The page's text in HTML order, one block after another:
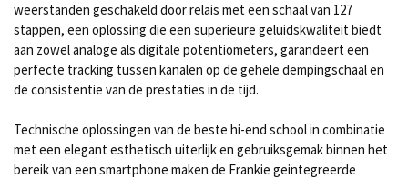
weerstanden geschakeld door relais met een schaal van 127
stappen, een oplossing die een superieure geluidskwaliteit biedt
aan zowel analoge als digitale potentiometers, garandeert een
perfecte tracking tussen kanalen op de gehele dempingschaal en
de consistentie van de prestaties in de tijd.
Technische oplossingen van de beste hi-end school in combinatie
met een elegant esthetisch uiterlijk en gebruiksgemak binnen het
bereik van een smartphone maken de Frankie geintegreerde